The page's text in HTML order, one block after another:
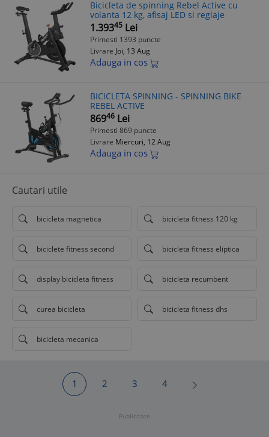
Bicicleta de spinning Rebel Active cu
volanta 12 kg, afisaj LED si reglaje
1.39345 Lei
Primesti 1393 puncte
Livrare Joi, 13 Aug
Adauga in cos
BICICLETA SPINNING - SPINNING BIKE
REBEL ACTIVE
86946 Lei
Primesti 869 puncte
Livrare Miercuri, 12 Aug
Adauga in cos
Cautari utile
bicicleta magnetica bicicleta fitness 120 kg
biciclete fitness second bicicleta fitness eliptica
display bicicleta fitness bicicleta recumbent
curea bicicleta bicicleta fitness dhs
bicicleta mecanica
1 2 3 4
Publicitate